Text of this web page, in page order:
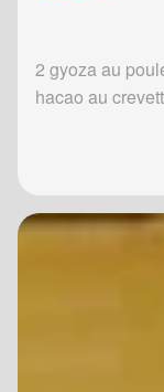
2 gyoza au
hacao au